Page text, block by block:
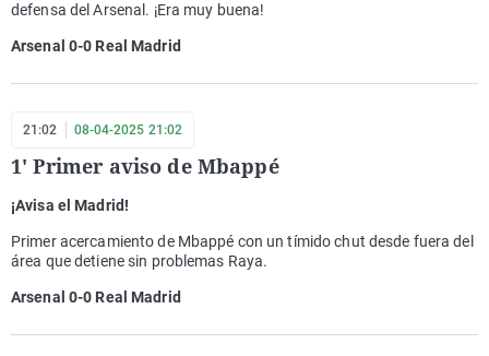
defensa del Arsenal. ¡Era muy buena!
Arsenal 0-0 Real Madrid
21:02 08-04-2025 21:02
1' Primer aviso de Mbappé
¡Avisa el Madrid!
Primer acercamiento de Mbappé con un tímido chut desde fuera del
área que detiene sin problemas Raya.
Arsenal 0-0 Real Madrid